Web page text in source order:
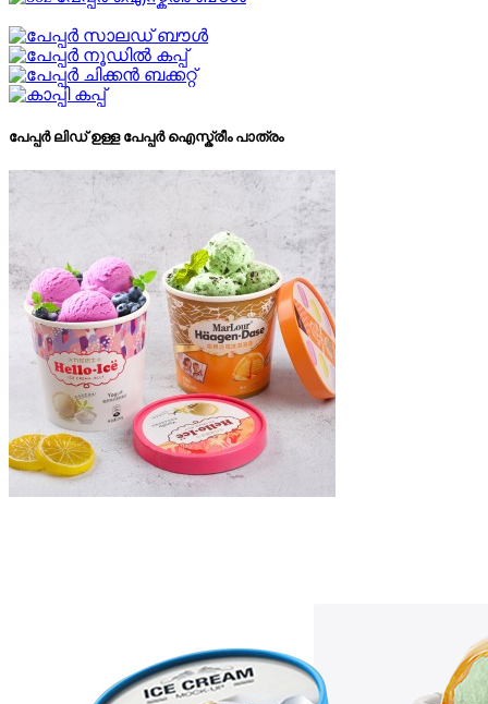
പേപ്പർ ലിഡ് ഉള്ള പേപ്പർ ഐസ്ക്രീം പാത്രം